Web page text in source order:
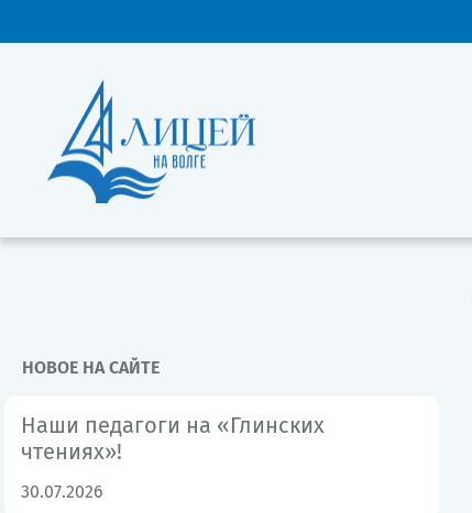
НОВОЕ НА САЙТЕ
Наши педагоги на «Глинских
чтениях»!
30.07.2026